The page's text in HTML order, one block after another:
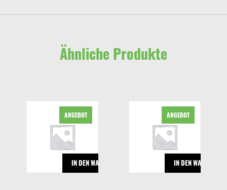
Ähnliche Produkte
IN DEN WARENKORB
ANGEBOT
IN DEN
ANGEBOT